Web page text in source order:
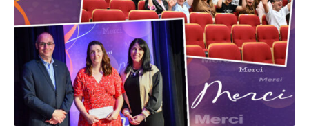
Réinitialiser les paramètres